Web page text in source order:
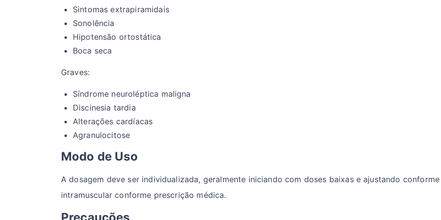
Sintomas extrapiramidais
Sonolência
Hipotensão ortostática
Boca seca
Graves:
Síndrome neuroléptica maligna
Discinesia tardia
Alterações cardíacas
Agranulocitose
Modo de Uso
A dosagem deve ser individualizada, geralmente iniciando com doses baixas e ajustando
intramuscular conforme prescrição médica.